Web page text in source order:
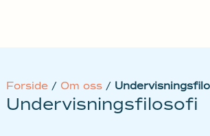
Forside/ Om oss/
Undervisningsfilosofi